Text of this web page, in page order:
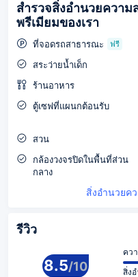
สำรวจสิ่งอำนวยควา
พรีเมียมของเรา
ที่จอดรถสาธารณะ ฟรี
สระว่ายน้ำเด็ก
ร้านอาหาร
ตู้เซฟที่แผนกต้อนรับ
สวน
กล้องวงจรปิดในพื้นที่ส่วน
กลาง
สิ่งอำนวยค
รีวิว
8.5/10
คว
สิ่ง